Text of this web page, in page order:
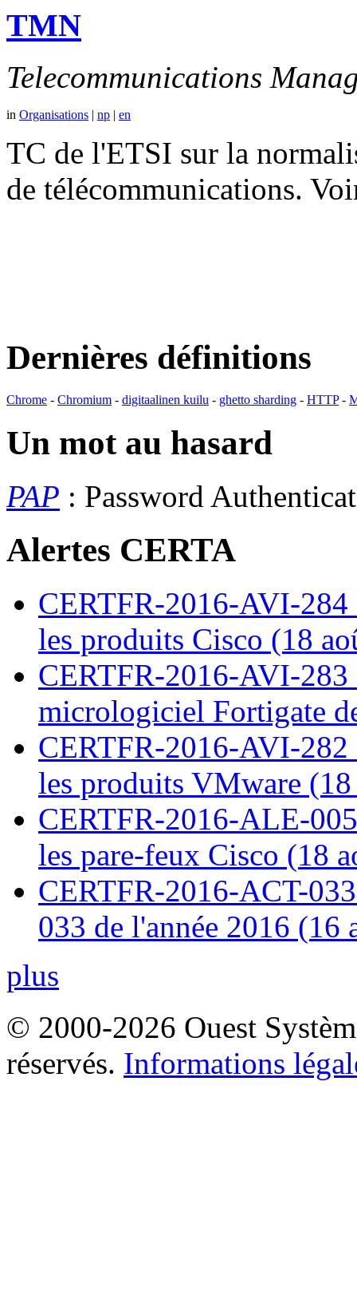
TMN
Telecommunications
in Organisations | np | en
TC de l'ETSI sur la
de télécommunications.
Dernières définitions
Chrome - Chromium - digitaalinen kuilu - ghetto sharding - HTTP-
Un mot au hasard
PAP : Password
Alertes CERTA
CERTFR-2016-AVI-
les produits Cisco (18
CERTFR-2016-AVI-
micrologiciel Fortigate
CERTFR-2016-AVI-
les produits VMware
CERTFR-2016-ALE-
les pare-feux Cisco (18
CERTFR-2016-ACT-
033 de l'année 2016 (16
plus
© 2000-2026 Ouest
réservés. Informations